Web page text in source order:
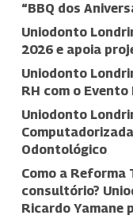
“BBQ dos
Uniodonto
2026 e apoia
Uniodonto
RH com o
Uniodonto
Odontológico
Como a
consultório?
Ricardo Yamane